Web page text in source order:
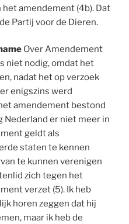
amendement (4b). Dat
Partij voor de Dieren.
Over Amendement
niet nodig, omdat het
nadat het op verzoek
enigszins werd
amendement bestond
er niet meer in
geldt als
staten te kennen
te kunnen verenigen
zich tegen het
verzet (5). Ik heb
horen zeggen dat hij
maar ik heb de